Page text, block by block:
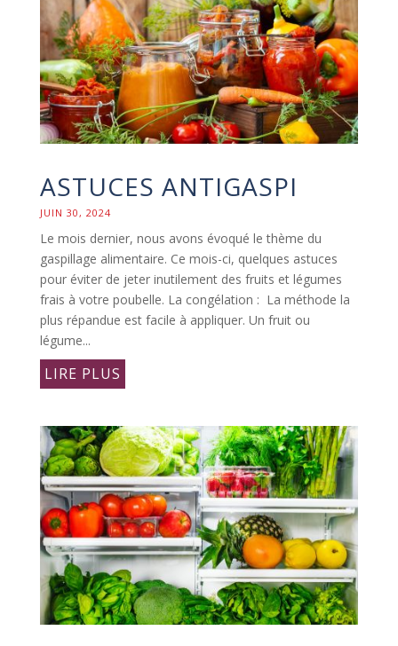
ASTUCES ANTIGASPI
JUIN 30, 2024
Le mois dernier, nous avons évoqué le thème du
gaspillage alimentaire. Ce mois-ci, quelques astuces
pour éviter de jeter inutilement des fruits et légumes
frais à votre poubelle. La congélation : La méthode la
plus répandue est facile à appliquer. Un fruit ou
légume...
LIRE PLUS